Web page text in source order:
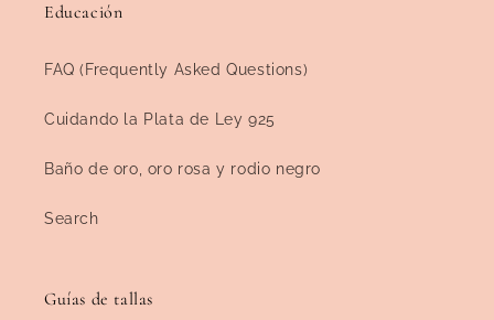
Educación
FAQ (Frequently Asked Questions)
Cuidando la Plata de Ley 925
Baño de oro, oro rosa y rodio negro
Search
Guías de tallas